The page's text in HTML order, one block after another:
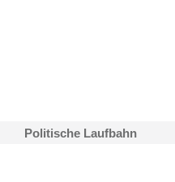
Politische Laufbahn